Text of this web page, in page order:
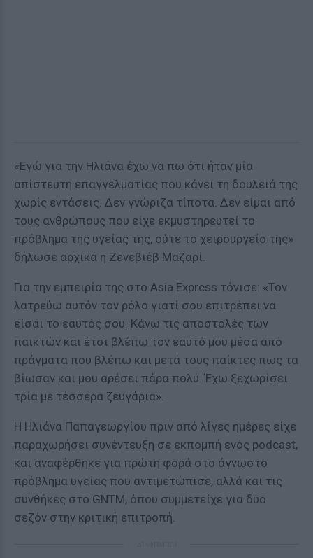
«Εγώ για την Ηλιάνα έχω να πω ότι ήταν μία
απίστευτη επαγγελματίας που κάνει τη δουλειά της
χωρίς εντάσεις. Δεν γνώριζα τίποτα. Δεν είμαι από
τους ανθρώπους που είχε εκμυστηρευτεί το
πρόβλημα της υγείας της, ούτε το χειρουργείο της»
δήλωσε αρχικά η Ζενεβιέβ Μαζαρί.
Για την εμπειρία της στο Asia Express τόνισε: «Τον
λατρεύω αυτόν τον ρόλο γιατί σου επιτρέπει να
είσαι το εαυτός σου. Κάνω τις αποστολές των
παικτών και έτσι βλέπω τον εαυτό μου μέσα από
πράγματα που βλέπω και μετά τους παίκτες πως τα
βίωσαν και μου αρέσει πάρα πολύ. Έχω ξεχωρίσει
τρία με τέσσερα ζευγάρια».
Η Ηλιάνα Παπαγεωργίου πριν από λίγες ημέρες είχε
παραχωρήσει συνέντευξη σε εκπομπή ενός podcast,
και αναφέρθηκε για πρώτη φορά στο άγνωστο
πρόβλημα υγείας που αντιμετώπισε, αλλά και τις
συνθήκες στο GNTM, όπου συμμετείχε για δύο
σεζόν στην κριτική επιτροπή.